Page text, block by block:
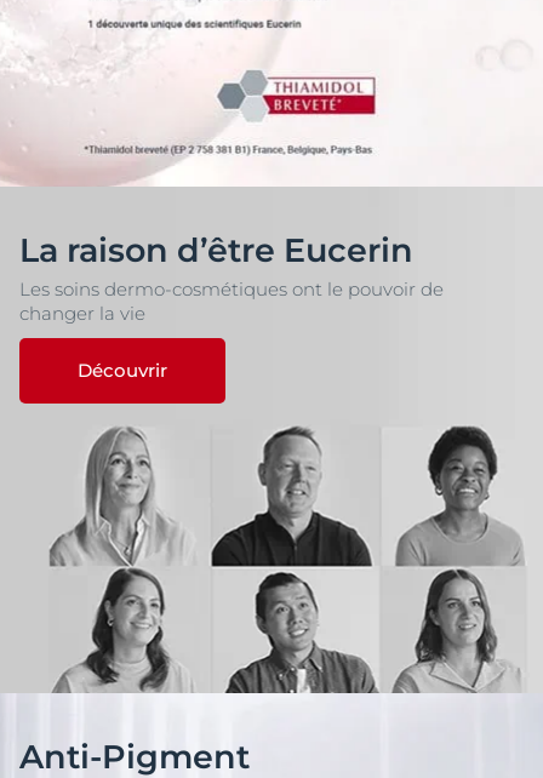
La raison d’être Eucerin
Les soins dermo-cosmétiques ont le pouvoir de
changer la vie
Découvrir
Anti-Pigment